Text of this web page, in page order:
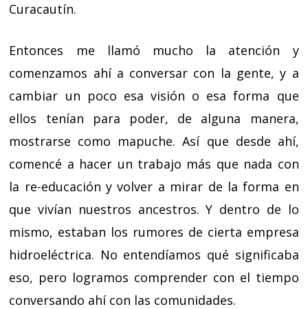
Curacautín.
Entonces me llamó mucho la atención y
comenzamos ahí a conversar con la gente, y a
cambiar un poco esa visión o esa forma que
ellos tenían para poder, de alguna manera,
mostrarse como mapuche. Así que desde ahí,
comencé a hacer un trabajo más que nada con
la re-educación y volver a mirar de la forma en
que vivían nuestros ancestros. Y dentro de lo
mismo, estaban los rumores de cierta empresa
hidroeléctrica. No entendíamos qué significaba
eso, pero logramos comprender con el tiempo
conversando ahí con las comunidades.